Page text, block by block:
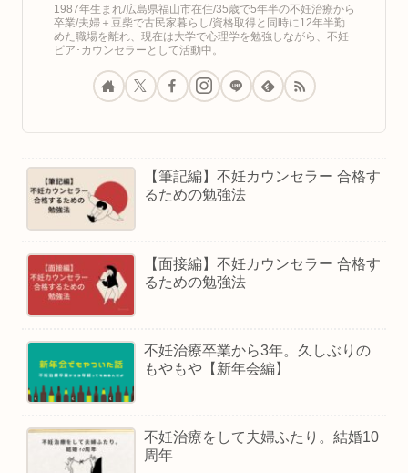
1987年生まれ/広島県福山市在住/35歳で5年半の不妊治療から
卒業/夫婦＋豆柴で古民家暮らし/資格取得と同時に12年半勤
めた職場を離れ、現在は大学で心理学を勉強しながら、不妊
ピア･カウンセラーとして活動中。
【筆記編】不妊カウンセラー 合格す
るための勉強法
【面接編】不妊カウンセラー 合格す
るための勉強法
不妊治療卒業から3年。久しぶりの
もやもや【新年会編】
不妊治療をして夫婦ふたり。結婚10
周年